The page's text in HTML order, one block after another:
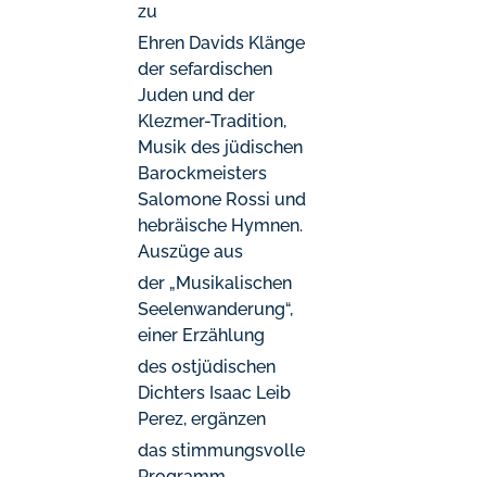
zu
Ehren Davids Klänge
der sefardischen
Juden und der
Klezmer-Tradition,
Musik des jüdischen
Barockmeisters
Salomone Rossi und
hebräische Hymnen.
Auszüge aus
der „Musikalischen
Seelenwanderung“,
einer Erzählung
des ostjüdischen
Dichters Isaac Leib
Perez, ergänzen
das stimmungsvolle